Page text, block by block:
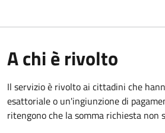
A chi è rivolto
Il servizio è rivolto ai cittadini che
esattoriale o un'ingiunzione di
ritengono che la somma richiesta non